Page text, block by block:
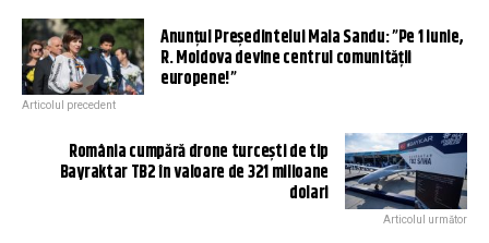
Anunțul Președintelui Maia Sandu: ”Pe 1 iunie,
R. Moldova devine centrul comunității
europene!”
Articolul precedent
România cumpără drone turcești de tip
Bayraktar TB2 în valoare de 321 milioane
dolari
Articolul următor